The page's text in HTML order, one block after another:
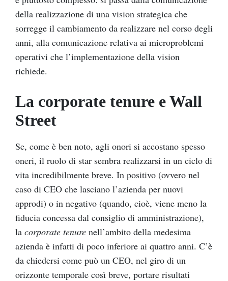
della realizzazione di una vision strategica che
sorregge il cambiamento da realizzare nel corso degli
anni, alla comunicazione relativa ai microproblemi
operativi che l’implementazione della vision
richiede.
La corporate tenure e Wall
Street
Se, come è ben noto, agli onori si accostano spesso
oneri, il ruolo di star sembra realizzarsi in un ciclo di
vita incredibilmente breve. In positivo (ovvero nel
caso di CEO che lasciano l’azienda per nuovi
approdi) o in negativo (quando, cioè, viene meno la
fiducia concessa dal consiglio di amministrazione),
la corporate tenure nell’ambito della medesima
azienda è infatti di poco inferiore ai quattro anni. C’è
da chiedersi come può un CEO, nel giro di un
orizzonte temporale così breve, portare risultati